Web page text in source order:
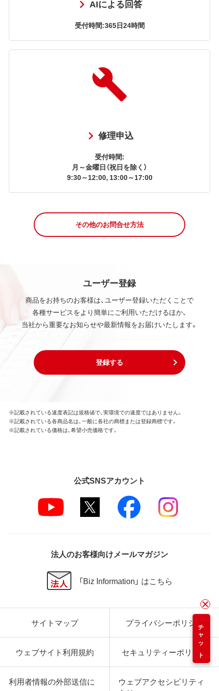
AIによる回答
受付時間:365日24時間
修理申込
受付時間:
月～金曜日（祝日を除く）
9:30～12:00, 13:00～17:00
その他のお問合せ方法
ユーザー登録
商品をお持ちのお客様は、ユーザー登録いただくことで
各種サービスをより簡単にご利用いただけるほか、
当社から重要なお知らせや最新情報をお届けいたします。
登録する
チャット
※記載されている速度表記は規格値で、実環境での速度ではありません。
※記載されている各商品名は、一般に各社の商標または登録商標です。
※記載されている価格は、希望小売価格です。
公式SNSアカウント
法人のお客様向けメールマガジン
「Biz Information」 はこちら
サイトマップ プライバシーポリシー
ウェブサイト利用規約 セキュリティーポリシー
利用者情報の外部送信に
ウェブアクセシビリティ